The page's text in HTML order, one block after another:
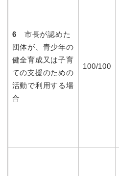
6 市長が認めた
団体が、青少年の
健全育成又は子育
ての支援のための
活動で利用する場
合
100/100